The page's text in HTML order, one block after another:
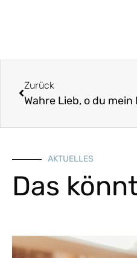
Zurück
Wahre Lieb, o du mein
AKTUELLES
Das